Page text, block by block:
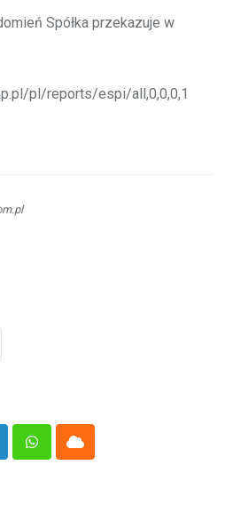
Spółka przekazuje w
pl/reports/espi/all,0,0,0,1
WhatsappCloud